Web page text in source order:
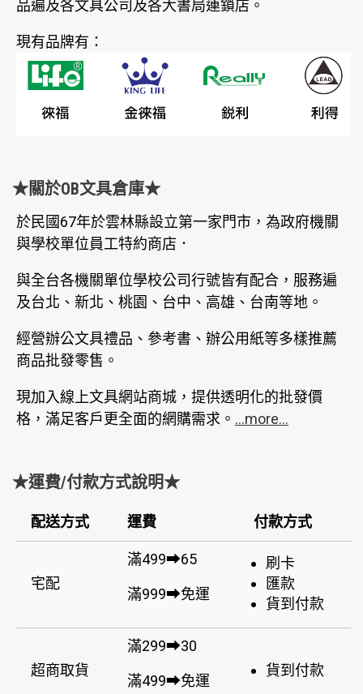
品遍及各文具公司及各大書局連鎖店。
現有品牌有：
★關於OB文具倉庫★
於民國67年於雲林縣設立第一家門市，為政府機關
與學校單位員工特約商店．
與全台各機關單位學校公司行號皆有配合，服務遍
及台北、新北、桃園、台中、高雄、台南等地。
經營辦公文具禮品、參考書、辦公用紙等多樣推薦
商品批發零售。
現加入線上文具網站商城，提供透明化的批發價
格，滿足客戶更全面的網購需求。 ...more...
★運費/付款方式說明★
配送方式 運費 付款方式
宅配
滿499➡65
滿999➡免運
刷卡
匯款
貨到付款
超商取貨
滿299➡30
滿499➡免運
貨到付款